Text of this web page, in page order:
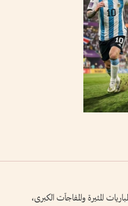
من المباريات المثيرة والمفاجآت الكبرى،